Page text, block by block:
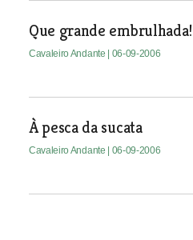
Que grande embrulhada!
Cavaleiro Andante | 06-09-2006
À pesca da sucata
Cavaleiro Andante | 06-09-2006